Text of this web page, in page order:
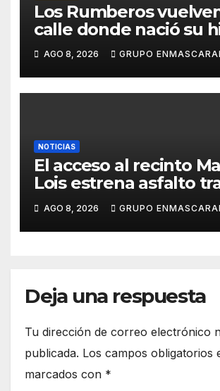
Los Rumberos
calle donde nació su
51 años después, el
barrio, el mismo orgullo
AGO 8, 2026 GRUPO
NOTICIAS
El acceso al recinto
Lois estrena asfalto
de espera
AGO 8, 2026 GRUPO
Deja una respuesta
Tu dirección de correo electrónico
publicada. Los campos obligatorios
marcados con *